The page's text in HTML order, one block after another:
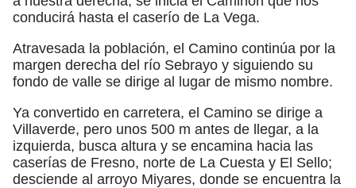
conducirá hasta el caserío de La Vega.
Atravesada la población, el Camino continúa por la
margen derecha del río Sebrayo y siguiendo su
fondo de valle se dirige al lugar de mismo nombre.
Ya convertido en carretera, el Camino se dirige a
Villaverde, pero unos 500 m antes de llegar, a la
izquierda, busca altura y se encamina hacia las
caserías de Fresno, norte de La Cuesta y El Sello;
desciende al arroyo Miyares, donde se encuentra la